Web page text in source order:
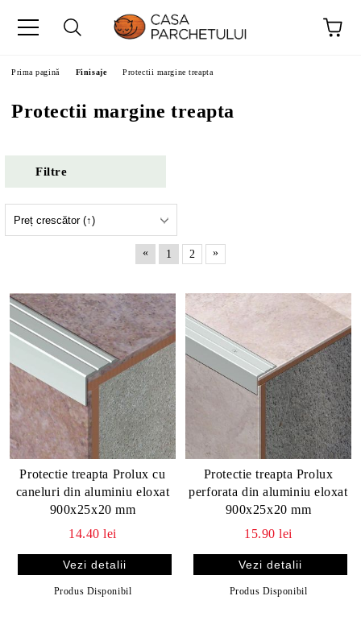
Prima pagină Finisaje Protectii margine treapta
Protectii margine treapta
Filtre
« 1 2 »
Protectie treapta Prolux cu
caneluri din aluminiu eloxat
900x25x20 mm
14.40 lei
Vezi detalii
Produs Disponibil
Protectie treapta Prolux
perforata din aluminiu eloxat
900x25x20 mm
15.90 lei
Vezi detalii
Produs Disponibil